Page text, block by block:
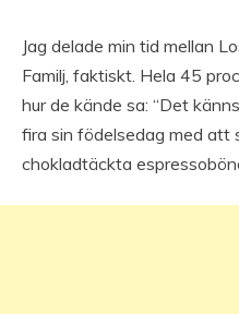
Jag delade min tid mellan
Familj, faktiskt. Hela 45
hur de kände sa: “Det
fira sin födelsedag med att
chokladtäckta